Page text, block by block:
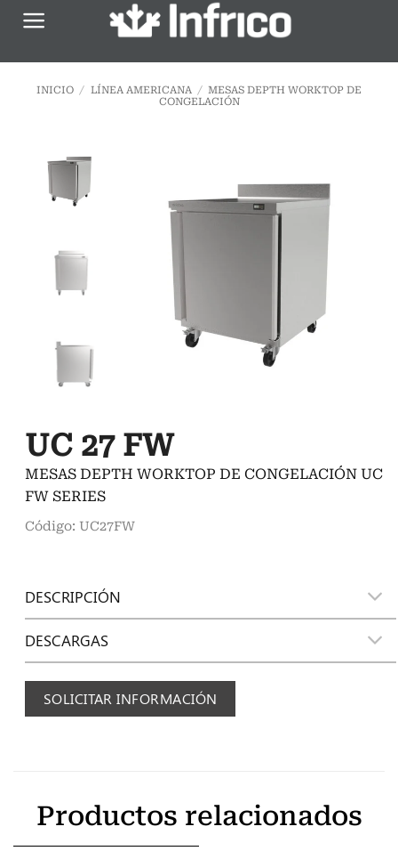
Saltar
INICIO / LÍNEA AMERICANA / MESAS DEPTH WORKTOP DE
CONGELACIÓN
UC 27 FW
MESAS DEPTH WORKTOP DE CONGELACIÓN UC
FW SERIES
Código: UC27FW
DESCRIPCIÓN
DESCARGAS
SOLICITAR INFORMACIÓN
Productos relacionados